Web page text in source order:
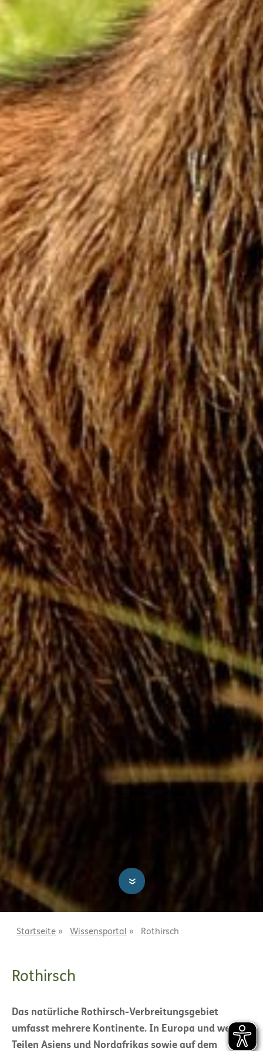
»
Startseite » Wissensportal » Rothirsch
Rothirsch
Das natürliche Rothirsch-Verbreitungsgebiet
umfasst mehrere Kontinente. In Europa und weiten
Teilen Asiens und Nordafrikas sowie auf dem